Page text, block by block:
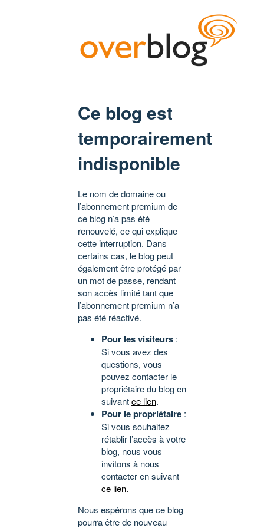
Ce blog est
temporairement
indisponible
Le nom de domaine ou
l’abonnement premium de
ce blog n’a pas été
renouvelé, ce qui explique
cette interruption. Dans
certains cas, le blog peut
également être protégé par
un mot de passe, rendant
son accès limité tant que
l’abonnement premium n’a
pas été réactivé.
Pour les visiteurs :
Si vous avez des
questions, vous
pouvez contacter le
propriétaire du blog en
suivantce lien.
Pour le propriétaire :
Si vous souhaitez
rétablir l’accès à votre
blog, nous vous
invitons à nous
contacter en suivant
ce lien.
Nous espérons que ce blog
pourra être de nouveau